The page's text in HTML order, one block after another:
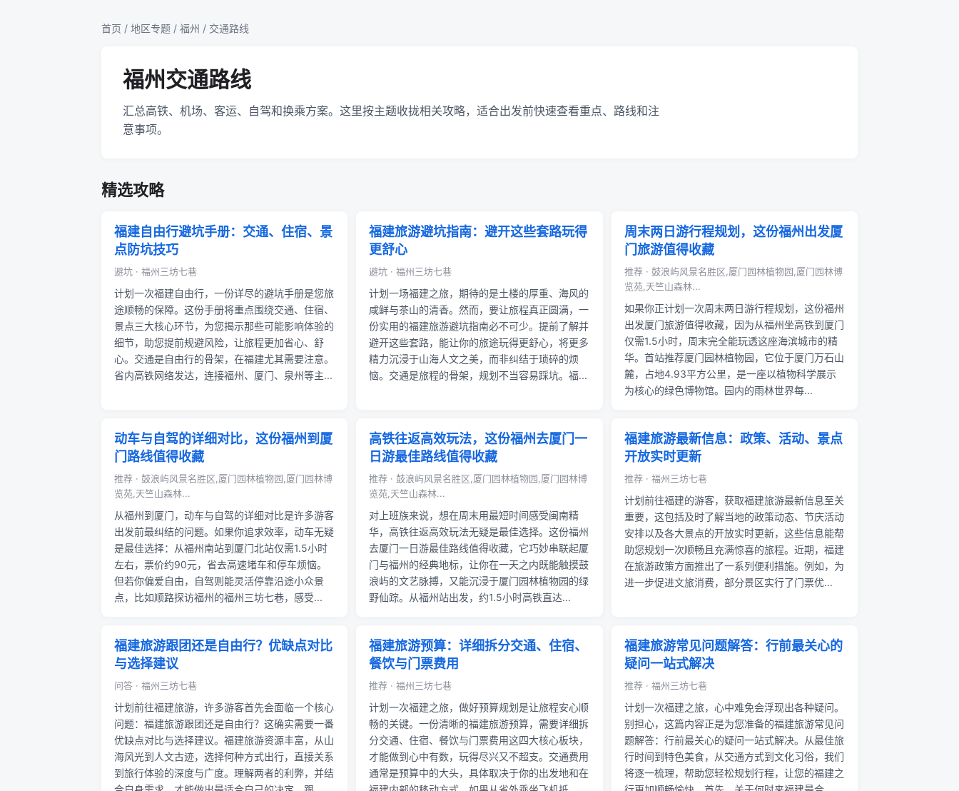
首页 / 地区专题 / 福州 / 交通路线
福州交通路线
汇总高铁、机场、客运、自驾和换乘方案。这里按主题收拢相关攻略，适合出发前快速查看重点、路线和注
意事项。
精选攻略
福建自由行避坑手册：交通、住宿、景
点防坑技巧
避坑 · 福州三坊七巷
计划一次福建自由行，一份详尽的避坑手册是您旅
途顺畅的保障。这份手册将重点围绕交通、住宿、
景点三大核心环节，为您揭示那些可能影响体验的
细节，助您提前规避风险，让旅程更加省心、舒
心。交通是自由行的骨架，在福建尤其需要注意。
省内高铁网络发达，连接福州、厦门、泉州等主...
福建旅游避坑指南：避开这些套路玩得
更舒心
避坑 · 福州三坊七巷
计划一场福建之旅，期待的是土楼的厚重、海风的
咸鲜与茶山的清香。然而，要让旅程真正圆满，一
份实用的福建旅游避坑指南必不可少。提前了解并
避开这些套路，能让你的旅途玩得更舒心，将更多
精力沉浸于山海人文之美，而非纠结于琐碎的烦
恼。交通是旅程的骨架，规划不当容易踩坑。福...
周末两日游行程规划，这份福州出发厦
门旅游值得收藏
推荐 · 鼓浪屿风景名胜区,厦门园林植物园,厦门园林博
览苑,天竺山森林...
如果你正计划一次周末两日游行程规划，这份福州
出发厦门旅游值得收藏，因为从福州坐高铁到厦门
仅需1.5小时，周末完全能玩透这座海滨城市的精
华。首站推荐厦门园林植物园，它位于厦门万石山
麓，占地4.93平方公里，是一座以植物科学展示
为核心的绿色博物馆。园内的雨林世界每...
动车与自驾的详细对比，这份福州到厦
门路线值得收藏
推荐 · 鼓浪屿风景名胜区,厦门园林植物园,厦门园林博
览苑,天竺山森林...
从福州到厦门，动车与自驾的详细对比是许多游客
出发前最纠结的问题。如果你追求效率，动车无疑
是最佳选择：从福州南站到厦门北站仅需1.5小时
左右，票价约90元，省去高速堵车和停车烦恼。
但若你偏爱自由，自驾则能灵活停靠沿途小众景
点，比如顺路探访福州的福州三坊七巷，感受...
高铁往返高效玩法，这份福州去厦门一
日游最佳路线值得收藏
推荐 · 鼓浪屿风景名胜区,厦门园林植物园,厦门园林博
览苑,天竺山森林...
对上班族来说，想在周末用最短时间感受闽南精
华，高铁往返高效玩法无疑是最佳选择。这份福州
去厦门一日游最佳路线值得收藏，它巧妙串联起厦
门与福州的经典地标，让你在一天之内既能触摸鼓
浪屿的文艺脉搏，又能沉浸于厦门园林植物园的绿
野仙踪。从福州站出发，约1.5小时高铁直达...
福建旅游最新信息：政策、活动、景点
开放实时更新
推荐 · 福州三坊七巷
计划前往福建的游客，获取福建旅游最新信息至关
重要，这包括及时了解当地的政策动态、节庆活动
安排以及各大景点的开放实时更新，这些信息能帮
助您规划一次顺畅且充满惊喜的旅程。近期，福建
在旅游政策方面推出了一系列便利措施。例如，为
进一步促进文旅消费，部分景区实行了门票优...
福建旅游跟团还是自由行？优缺点对比
与选择建议
问答 · 福州三坊七巷
计划前往福建旅游，许多游客首先会面临一个核心
问题：福建旅游跟团还是自由行？这确实需要一番
优缺点对比与选择建议。福建旅游资源丰富，从山
海风光到人文古迹，选择何种方式出行，直接关系
到旅行体验的深度与广度。理解两者的利弊，并结
福建旅游预算：详细拆分交通、住宿、
餐饮与门票费用
推荐 · 福州三坊七巷
计划一次福建之旅，做好预算规划是让旅程安心顺
畅的关键。一份清晰的福建旅游预算，需要详细拆
分交通、住宿、餐饮与门票费用这四大核心板块，
才能做到心中有数，玩得尽兴又不超支。交通费用
通常是预算中的大头，具体取决于你的出发地和在
福建旅游常见问题解答：行前最关心的
疑问一站式解决
推荐 · 福州三坊七巷
计划一次福建之旅，心中难免会浮现出各种疑问。
别担心，这篇内容正是为您准备的福建旅游常见问
题解答：行前最关心的疑问一站式解决。从最佳旅
行时间到特色美食，从交通方式到文化习俗，我们
将逐一梳理，帮助您轻松规划行程，让您的福建之